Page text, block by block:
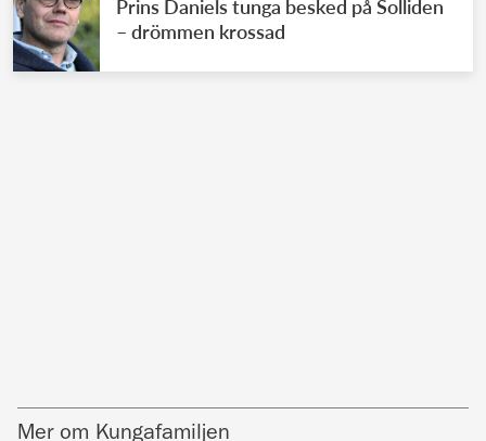
Prins Daniels tunga besked på Solliden
– drömmen krossad
Mer om Kungafamiljen